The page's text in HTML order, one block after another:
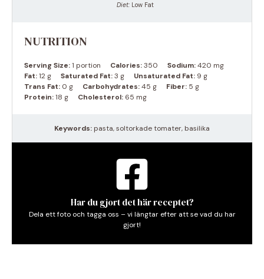
Diet: Low Fat
NUTRITION
Serving Size:1 portion Calories:350 Sodium:420 mg
Fat:12 g Saturated Fat:3 g Unsaturated Fat: 9 g
Trans Fat: 0 g Carbohydrates:45 g Fiber: 5 g
Protein:18 g Cholesterol: 65 mg
Keywords: pasta, soltorkade tomater, basilika
Har du gjort det här receptet?
Dela ett foto och tagga oss – vi längtar efter att se vad du har
gjort!